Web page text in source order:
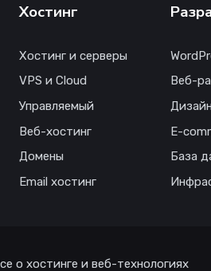
Хостинг
Хостинг и серверы
VPS и Cloud
Управляемый
Веб-хостинг
Домены
Email хостинг
Веб-
E-
База
о хостинге и веб-технологиях